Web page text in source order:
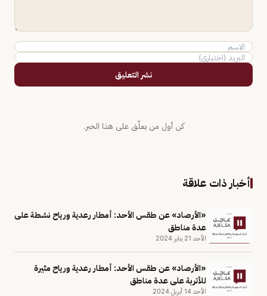
نشر التعليق
كن أول من يعلّق على هذا الخبر.
أخبار ذات علاقة
«الأرصاد» عن طقس الأحد: أمطار رعدية ورياح نشطة على
عدة مناطق
الأحد 21 يناير 2024
«الأرصاد» عن طقس الأحد: أمطار رعدية ورياح مثيرة
للأتربة على عدة مناطق
الأحد 14 أبريل 2024